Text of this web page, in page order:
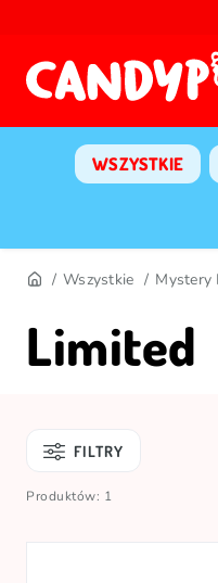
WSZYSTKIE
Wszystkie Mystery
Limited
FILTRY
Produktów: 1